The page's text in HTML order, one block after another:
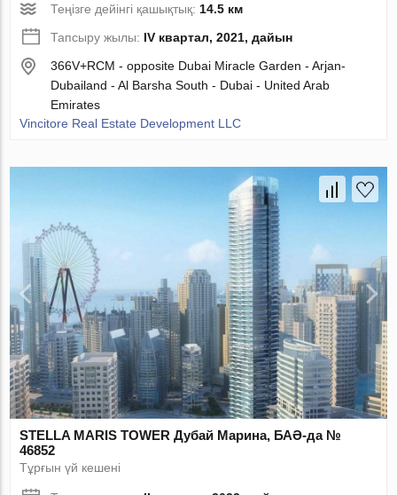
Теңізге дейінгі қашықтық: 14.5 км
Тапсыру жылы: IV квартал, 2021, дайын
366V+RCM - opposite Dubai Miracle Garden - Arjan-
Dubailand - Al Barsha South - Dubai - United Arab
Emirates
Vincitore Real Estate Development LLC
STELLA MARIS TOWER Дубай Марина, БАӘ-да №
46852
Тұрғын үй кешені